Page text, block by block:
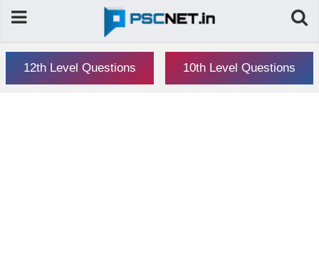
12th Level Questions 10th Level Questions